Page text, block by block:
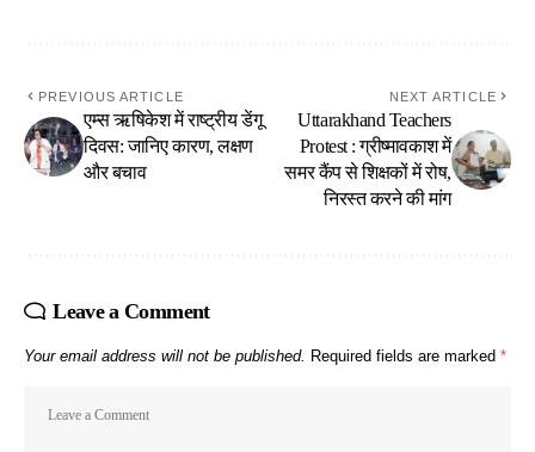
PREVIOUS ARTICLE
एम्स ऋषिकेश में राष्ट्रीय डेंगू
दिवस: जानिए कारण, लक्षण
और बचाव
NEXT ARTICLE
Uttarakhand Teachers
Protest : ग्रीष्मावकाश में
समर कैंप से शिक्षकों में रोष,
निरस्त करने की मांग
Leave a Comment
Your email address will not be published. Required fields are marked *